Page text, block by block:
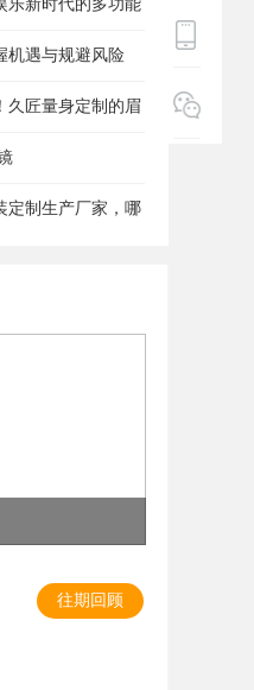
乐新时代的多功能
机遇与规避风险
久匠量身定制的眉
睛之笔！淡颜系
定制生产厂家，哪
往期回顾